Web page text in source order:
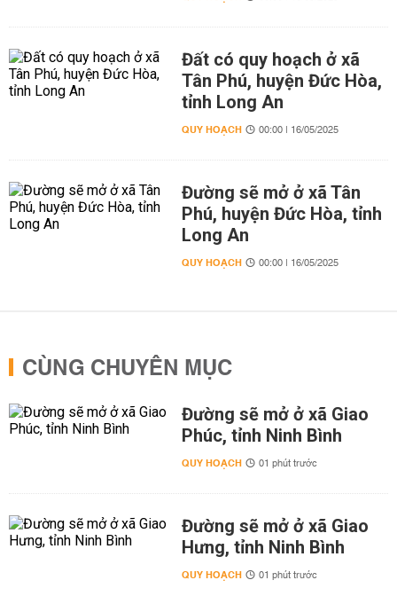
Đất có quy hoạch ở xã
Tân Phú, huyện Đức Hòa,
tỉnh Long An
QUY HOẠCH 00:00 | 16/05/2025
Đường sẽ mở ở xã Tân
Phú, huyện Đức Hòa, tỉnh
Long An
QUY HOẠCH 00:00 | 16/05/2025
CÙNG CHUYÊN MỤC
Đường sẽ mở ở xã Giao
Phúc, tỉnh Ninh Bình
QUY HOẠCH 01 phút trước
Đường sẽ mở ở xã Giao
Hưng, tỉnh Ninh Bình
QUY HOẠCH 01 phút trước